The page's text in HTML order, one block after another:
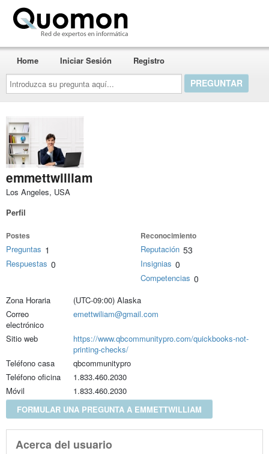
Introduzca
su
pregunta
aquí...
Home Iniciar Sesión Registro
emmettwilliam
Los Angeles, USA
Perfil
Postes
Preguntas 1
Respuestas 0
Reconocimiento
Reputación 53
Insignias 0
Competencias 0
Zona Horaria
(UTC-09:00) Alaska
Correo
electrónico
emettwiliam@gmail.com
Sitio web
https://www.qbcommunitypro.com/quickbooks-not-
printing-checks/
Teléfono casa
qbcommunitypro
Teléfono oficina
1.833.460.2030
Móvil
1.833.460.2030
FORMULAR UNA PREGUNTA A EMMETTWILLIAM
Acerca del usuario